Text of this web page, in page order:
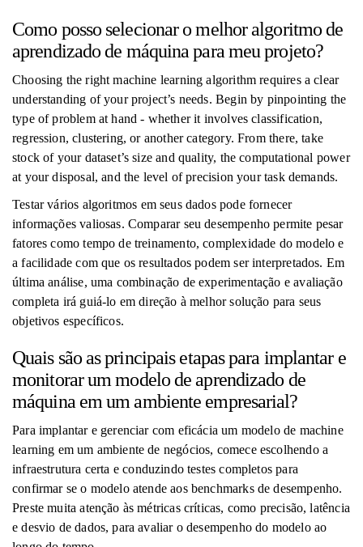
Como posso selecionar o melhor algoritmo de
aprendizado de máquina para meu projeto?
Choosing the right machine learning algorithm requires a clear
understanding of your project’s needs. Begin by pinpointing the
type of problem at hand - whether it involves classification,
regression, clustering, or another category. From there, take
stock of your dataset’s size and quality, the computational power
at your disposal, and the level of precision your task demands.
Testar vários algoritmos em seus dados pode fornecer
informações valiosas. Comparar seu desempenho permite pesar
fatores como tempo de treinamento, complexidade do modelo e
a facilidade com que os resultados podem ser interpretados. Em
última análise, uma combinação de experimentação e avaliação
completa irá guiá-lo em direção à melhor solução para seus
objetivos específicos.
Quais são as principais etapas para implantar e
monitorar um modelo de aprendizado de
máquina em um ambiente empresarial?
Para implantar e gerenciar com eficácia um modelo de machine
learning em um ambiente de negócios, comece escolhendo a
infraestrutura certa e conduzindo testes completos para
confirmar se o modelo atende aos benchmarks de desempenho.
Preste muita atenção às métricas críticas, como precisão, latência
e desvio de dados, para avaliar o desempenho do modelo ao